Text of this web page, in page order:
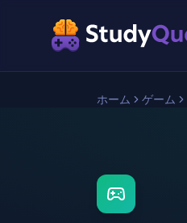
ホーム ゲーム